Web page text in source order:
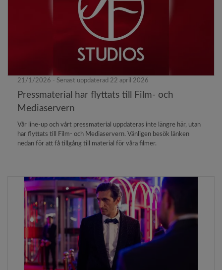
21/1/2026 - Senast uppdaterad 22 april 2026
Pressmaterial har flyttats till Film- och
Mediaservern
Vår line-up och vårt pressmaterial uppdateras inte längre här, utan
har flyttats till Film- och Mediaservern. Vänligen besök länken
nedan för att få tillgång till material för våra filmer.